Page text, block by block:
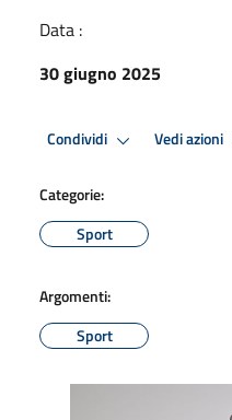
Data :
30 giugno 2025
Condividi Vedi azioni
Categorie:
Sport
Argomenti:
Sport